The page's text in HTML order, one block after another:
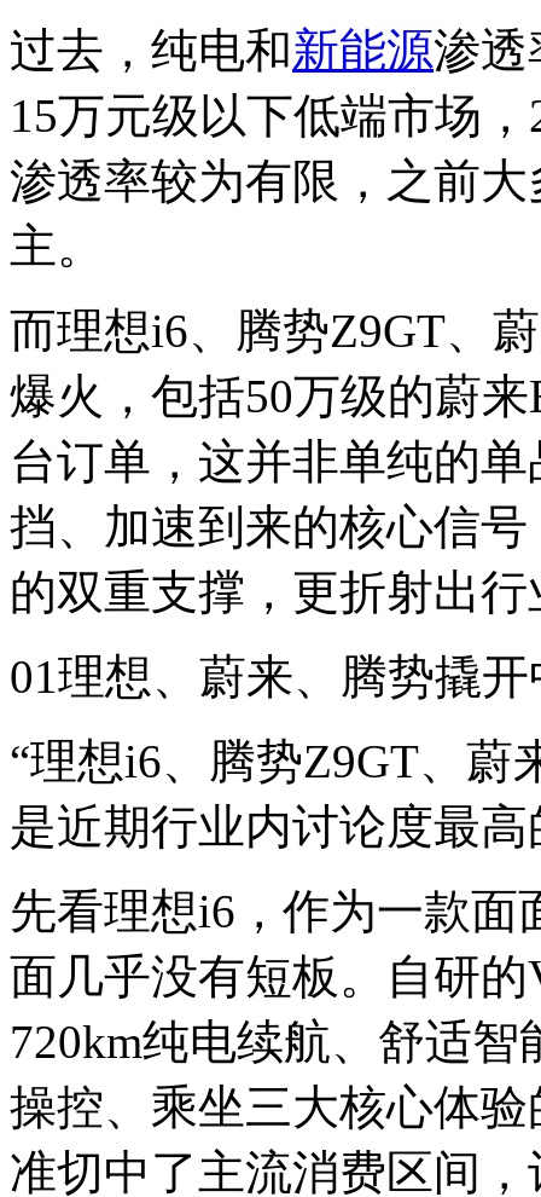
过去，纯电和新能源渗透
15万元级以下低端市场
渗透率较为有限，之前
主。
而理想i6、腾势Z9GT、
爆火，包括50万级的蔚
台订单，这并非单纯的
挡、加速到来的核心信
的双重支撑，更折射出
01理想、蔚来、腾势撬
“理想i6、腾势Z9GT、蔚
是近期行业内讨论度最
先看理想i6，作为一款
面几乎没有短板。自研
720km纯电续航、舒适
操控、乘坐三大核心体
准切中了主流消费区间